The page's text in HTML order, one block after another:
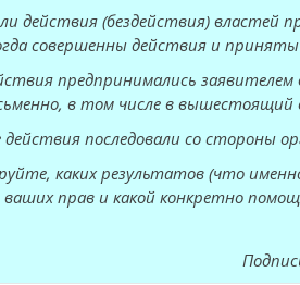
действия (бездействия) властей
совершенны действия и
предпринимались
в том числе в вышестоящий
последовали со стороны
каких результатов (что
ваших прав и какой конкретно